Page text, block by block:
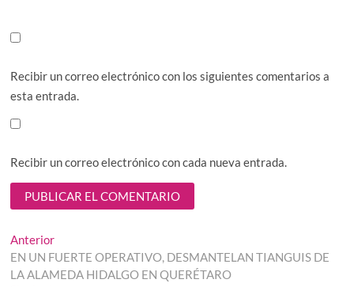
Recibir un correo electrónico con los siguientes comentarios a
esta entrada.
Recibir un correo electrónico con cada nueva entrada.
Navegación
de
AnteriorEntrada
anterior:
EN UN FUERTE OPERATIVO, DESMANTELAN TIANGUIS DE
LA ALAMEDA HIDALGO EN QUERÉTARO